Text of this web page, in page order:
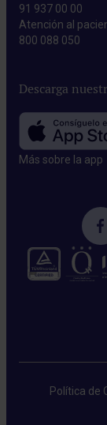
91 937 00 00
Atención al
800 088 050
Descarga
Más sobre la app​
Política de